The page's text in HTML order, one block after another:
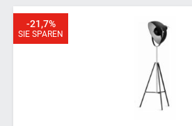
SIE SPAREN
-21,7%